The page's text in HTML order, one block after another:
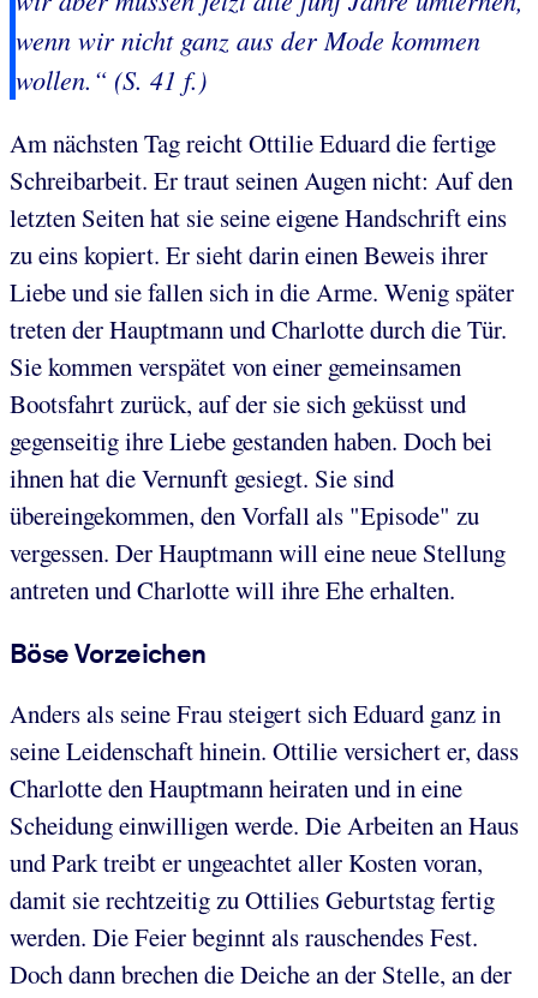
wenn wir nicht ganz aus der Mode kommen
wollen.“ (S. 41 f.)
Am nächsten Tag reicht Ottilie Eduard die fertige
Schreibarbeit. Er traut seinen Augen nicht: Auf den
letzten Seiten hat sie seine eigene Handschrift eins
zu eins kopiert. Er sieht darin einen Beweis ihrer
Liebe und sie fallen sich in die Arme. Wenig später
treten der Hauptmann und Charlotte durch die Tür.
Sie kommen verspätet von einer gemeinsamen
Bootsfahrt zurück, auf der sie sich geküsst und
gegenseitig ihre Liebe gestanden haben. Doch bei
ihnen hat die Vernunft gesiegt. Sie sind
übereingekommen, den Vorfall als "Episode" zu
vergessen. Der Hauptmann will eine neue Stellung
antreten und Charlotte will ihre Ehe erhalten.
Böse Vorzeichen
Anders als seine Frau steigert sich Eduard ganz in
seine Leidenschaft hinein. Ottilie versichert er, dass
Charlotte den Hauptmann heiraten und in eine
Scheidung einwilligen werde. Die Arbeiten an Haus
und Park treibt er ungeachtet aller Kosten voran,
damit sie rechtzeitig zu Ottilies Geburtstag fertig
werden. Die Feier beginnt als rauschendes Fest.
Doch dann brechen die Deiche an der Stelle, an der